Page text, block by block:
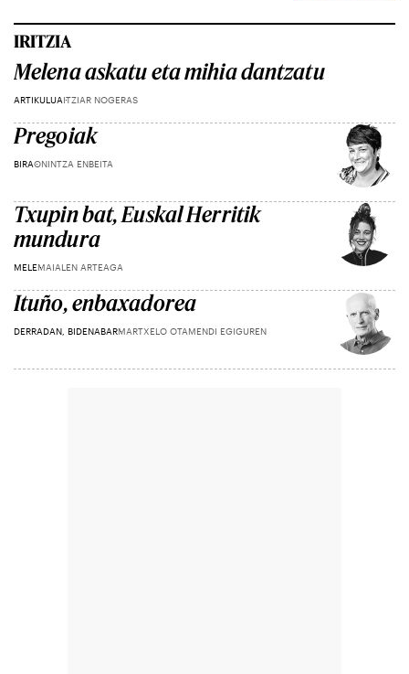
IRITZIA
Melena askatu eta mihia dantzatu
ARTIKULUAITZIAR NOGERAS
Pregoiak
BIRAONINTZA ENBEITA
Txupin bat, Euskal Herritik
mundura
MELEMAIALEN ARTEAGA
Ituño, enbaxadorea
DERRADAN, BIDENABARMARTXELO OTAMENDI EGIGUREN